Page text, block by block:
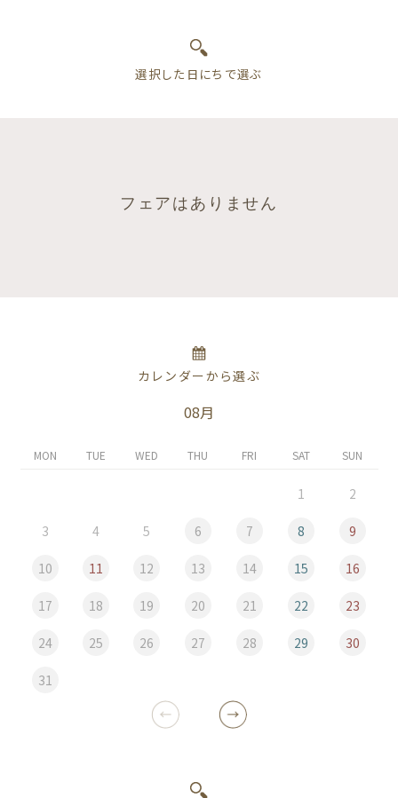
フェアはありません
カレンダーから選ぶ
08月
MON TUE WED THU FRI SAT SUN
1 2
3 4 5 6 7 8 9
10 11 12 13 14 15 16
17 18 19 20 21 22 23
24 25 26 27 28 29 30
31